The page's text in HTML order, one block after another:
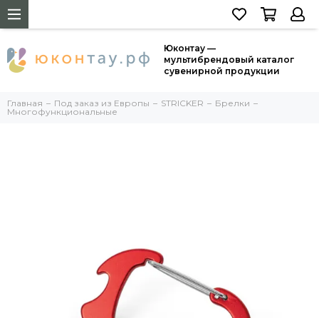
Юконтау —
мультибрендовый каталог
сувенирной продукции
Главная Под заказ из Европы STRICKER
Брелки
Многофункциональные